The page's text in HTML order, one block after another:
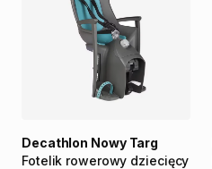
Fotelik rowerowy dziecięcy
Decathlon Nowy Targ